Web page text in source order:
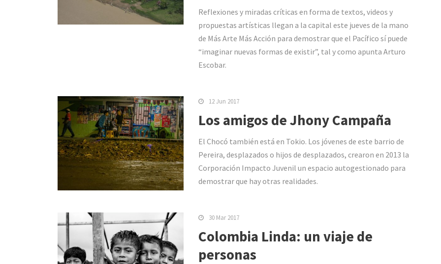
Reflexiones y miradas críticas en forma de textos, videos y
propuestas artísticas llegan a la capital este jueves de la mano
de Más Arte Más Acción para demostrar que el Pacífico sí puede
“imaginar nuevas formas de existir”, tal y como apunta Arturo
Escobar.
12 Jun 2017
Los amigos de Jhony Campaña
El Chocó también está en Tokio. Los jóvenes de este barrio de
Pereira, desplazados o hijos de desplazados, crearon en 2013 la
Corporación Impacto Juvenil un espacio autogestionado para
demostrar que hay otras realidades.
30 Mar 2017
Colombia Linda: un viaje de
personas